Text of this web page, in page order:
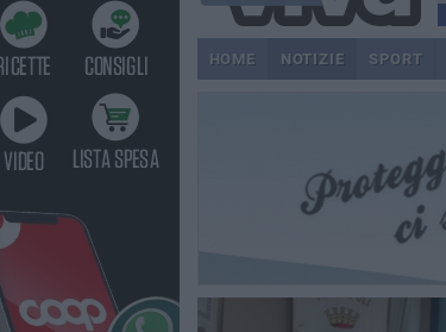
HOME NOTIZIE SPORT